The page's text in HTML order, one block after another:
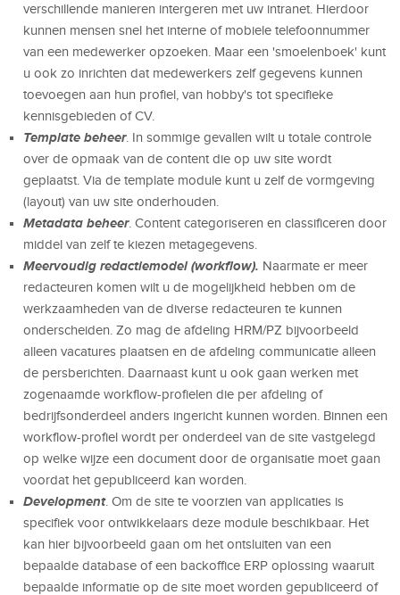
verschillende manieren intergeren met uw intranet. Hierdoor
kunnen mensen snel het interne of mobiele telefoonnummer
van een medewerker opzoeken. Maar een 'smoelenboek' kunt
u ook zo inrichten dat medewerkers zelf gegevens kunnen
toevoegen aan hun profiel, van hobby's tot specifieke
kennisgebieden of CV.
Template beheer. In sommige gevallen wilt u totale controle
over de opmaak van de content die op uw site wordt
geplaatst. Via de template module kunt u zelf de vormgeving
(layout) van uw site onderhouden.
Metadata beheer. Content categoriseren en classificeren door
middel van zelf te kiezen metagegevens.
Meervoudig redactiemodel (workflow). Naarmate er meer
redacteuren komen wilt u de mogelijkheid hebben om de
werkzaamheden van de diverse redacteuren te kunnen
onderscheiden. Zo mag de afdeling HRM/PZ bijvoorbeeld
alleen vacatures plaatsen en de afdeling communicatie alleen
de persberichten. Daarnaast kunt u ook gaan werken met
zogenaamde workflow-profielen die per afdeling of
bedrijfsonderdeel anders ingericht kunnen worden. Binnen een
workflow-profiel wordt per onderdeel van de site vastgelegd
op welke wijze een document door de organisatie moet gaan
voordat het gepubliceerd kan worden.
Development. Om de site te voorzien van applicaties is
specifiek voor ontwikkelaars deze module beschikbaar. Het
kan hier bijvoorbeeld gaan om het ontsluiten van een
bepaalde database of een backoffice ERP oplossing waaruit
bepaalde informatie op de site moet worden gepubliceerd of